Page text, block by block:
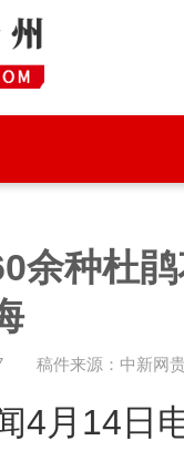
余种杜
稿件来源：中新网
月14日